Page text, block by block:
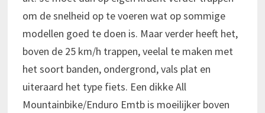
om de snelheid op te voeren wat op sommige
modellen goed te doen is. Maar verder heeft het,
boven de 25 km/h trappen, veelal te maken met
het soort banden, ondergrond, vals plat en
uiteraard het type fiets. Een dikke All
Mountainbike/Enduro Emtb is moeilijker boven